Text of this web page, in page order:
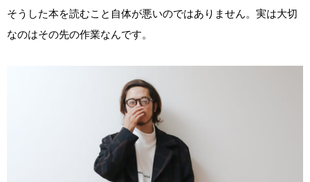
そうした本を読むこと自体が悪いのではありません。実は大切
なのはその先の作業なんです。